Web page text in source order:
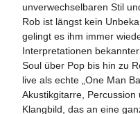
unverwechselbaren Stil
Rob ist längst kein
gelingt es ihm immer
Interpretationen
Soul über Pop bis hin zu
live als echte „One Man
Akustikgitarre,
Klangbild, das an eine